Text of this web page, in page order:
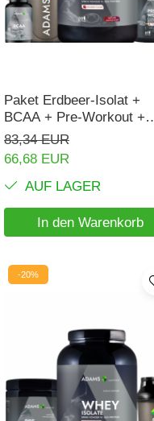
Paket Erdbeer-Isolat +
BCAA + Pre-Workout +
Shaker
83,34 EUR
66,68 EUR
AUF LAGER
In den Warenkorb
-20%